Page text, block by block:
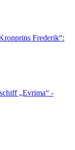
Frederik“:
„Evrima“ -